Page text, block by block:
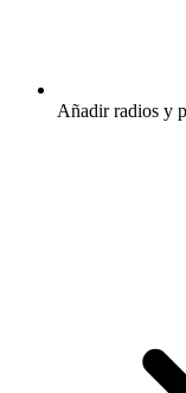
Añadir radios y